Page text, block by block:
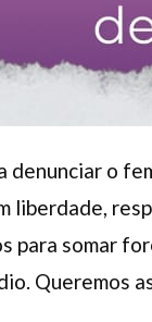
o
para somar
Queremos